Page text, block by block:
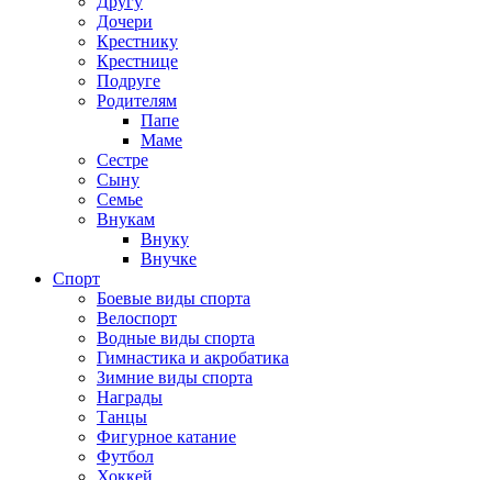
Дочери
Крестнику
Крестнице
Подруге
Родителям
Папе
Маме
Сестре
Сыну
Семье
Внукам
Внуку
Внучке
Спорт
Боевые виды спорта
Велоспорт
Водные виды спорта
Гимнастика и акробатика
Зимние виды спорта
Награды
Танцы
Фигурное катание
Футбол
Хоккей